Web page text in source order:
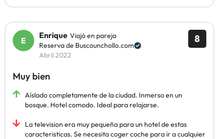
8
Enrique Viajó en pareja
Reserva de Buscounchollo.com
Abril 2022
Muy bien
Aíslado completamente de la ciudad. Inmerso en un
bosque. Hotel comodo. Ideal para relajarse.
La television era muy pequeña para un hotel de estas
caracteristicas. Se necesita coger coche para ir a cualquier